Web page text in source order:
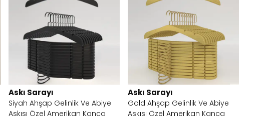
Askı Sarayı
Siyah Ahşap Gelinlik Ve Abiye
Askısı Özel Amerikan Kanca
Askı Sarayı
Gold Ahşap Gelinlik Ve Abiye
Askısı Özel Amerikan Kanca